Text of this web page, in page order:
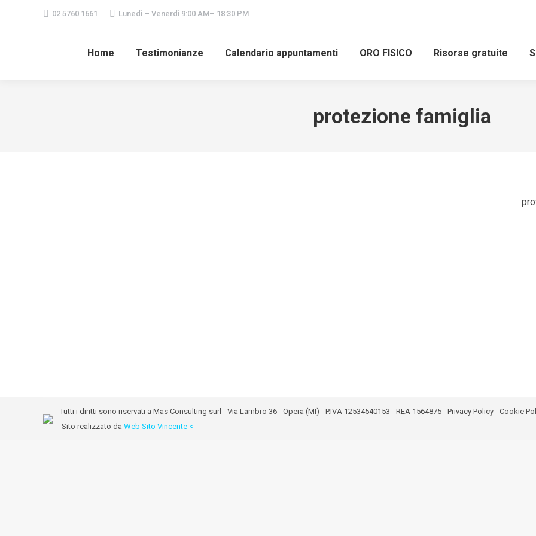
02 5760 1661 Lunedì – Venerdì 9:00 AM– 18:30 PM
Home Testimonianze Calendario appuntamenti ORO FISICO Risorse gratuite
protezione famiglia
Tutti i diritti sono riservati a Mas Consulting surl - Via Lambro 36 - Opera (MI) - P.IVA 12534540153 - REA 1564875 - Privacy Policy - Cookie
Sito realizzato da Web Sito Vincente <=